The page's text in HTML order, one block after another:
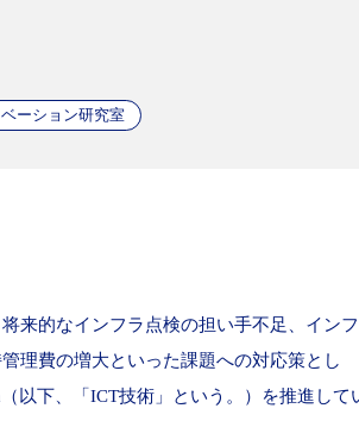
ーション研究室
来的なインフラ点検の担い手不足、インフ
理費の増大といった課題への対応策とし
以下、「ICT技術」という。）を推進して